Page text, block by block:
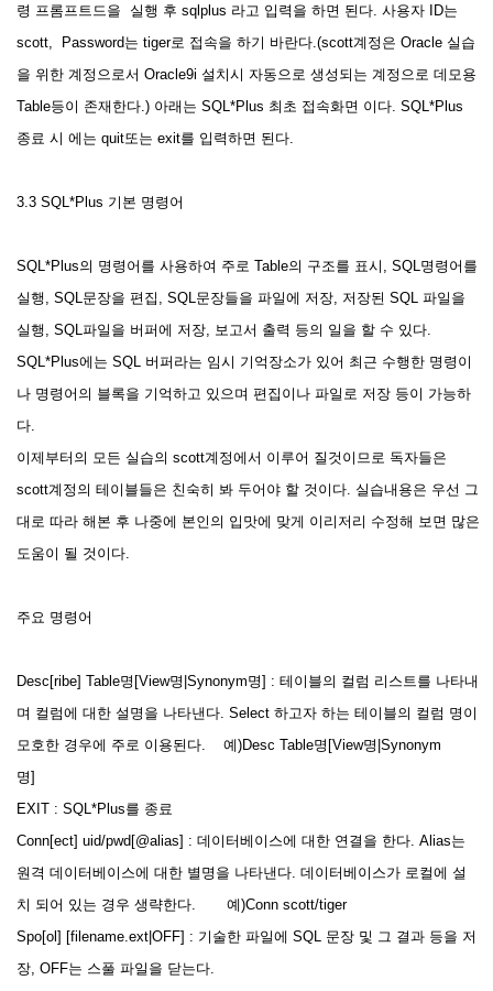
령 프롬프트드을 실행 후 sqlplus 라고 입력을 하면 된다. 사용자 ID는
scott, Password는 tiger로 접속을 하기 바란다.(scott계정은 Oracle 실습
을 위한 계정으로서 Oracle9i 설치시 자동으로 생성되는 계정으로 데모용
Table등이 존재한다.) 아래는 SQL*Plus 최초 접속화면 이다. SQL*Plus
종료 시 에는 quit또는 exit를 입력하면 된다.
3.3 SQL*Plus 기본 명령어
SQL*Plus의 명령어를 사용하여 주로 Table의 구조를 표시, SQL명령어를
실행, SQL문장을 편집, SQL문장들을 파일에 저장, 저장된 SQL 파일을
실행, SQL파일을 버퍼에 저장, 보고서 출력 등의 일을 할 수 있다.
SQL*Plus에는 SQL 버퍼라는 임시 기억장소가 있어 최근 수행한 명령이
나 명령어의 블록을 기억하고 있으며 편집이나 파일로 저장 등이 가능하
다.
이제부터의 모든 실습의 scott계정에서 이루어 질것이므로 독자들은
scott계정의 테이블들은 친숙히 봐 두어야 할 것이다. 실습내용은 우선 그
대로 따라 해본 후 나중에 본인의 입맛에 맞게 이리저리 수정해 보면 많은
도움이 될 것이다.
주요 명령어
Desc[ribe] Table명[View명|Synonym명] : 테이블의 컬럼 리스트를 나타내
며 컬럼에 대한 설명을 나타낸다. Select 하고자 하는 테이블의 컬럼 명이
모호한 경우에 주로 이용된다. 예)Desc Table명[View명|Synonym
명]
EXIT : SQL*Plus를 종료
Conn[ect] uid/pwd[@alias] : 데이터베이스에 대한 연결을 한다. Alias는
원격 데이터베이스에 대한 별명을 나타낸다. 데이터베이스가 로컬에 설
치 되어 있는 경우 생략한다. 예)Conn scott/tiger
Spo[ol] [filename.ext|OFF] : 기술한 파일에 SQL 문장 및 그 결과 등을 저
장, OFF는 스풀 파일을 닫는다.